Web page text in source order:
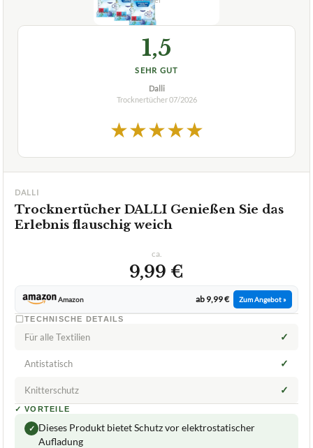
1,5
SEHR GUT
Dalli
Trocknertücher07/2026
★★★★★
DALLI
Trocknertücher DALLI Genießen Sie das
Erlebnis flauschig weich
ca.
9,99 €
Amazon ab 9,99 € Zum Angebot »
TECHNISCHE DETAILS
Für alle Textilien ✓
Antistatisch ✓
Knitterschutz ✓
✓ VORTEILE
✓ Dieses Produkt bietet Schutz vor elektrostatischer
Aufladung